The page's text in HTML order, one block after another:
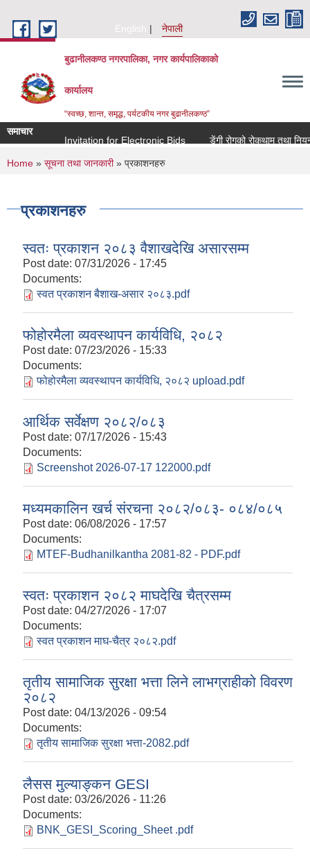
English
नेपाली
बुढानीलकण्ठ नगरपालिका, नगर कार्यपालिकाको
कार्यालय
“स्वच्छ, शान्त, समृद्ध, पर्यटकीय नगर बुढानीलकण्ठ”
समाचार
Invitation for Electronic Bids
डेंगी रोगको रोकथाम तथा नियन्त्रण
You are here
Home » सूचना तथा जानकारी» प्रकाशनहरु
प्रकाशनहरु
स्वतः प्रकाशन २०८३ वैशाखदेखि असारसम्म
Post date: 07/31/2026 - 17:45
Documents:
स्वत प्रकाशन बैशाख-असार २०८३.pdf
फोहोरमैला व्यवस्थापन कार्यविधि, २०८२
Post date: 07/23/2026 - 15:33
Documents:
फोहोरमैला व्यवस्थापन कार्यविधि, २०८२ upload.pdf
आर्थिक सर्वेक्षण २०८२/०८३
Post date: 07/17/2026 - 15:43
Documents:
Screenshot 2026-07-17 122000.pdf
मध्यमकालिन खर्च संरचना २०८२/०८३- ०८४/०८५
Post date: 06/08/2026 - 17:57
Documents:
MTEF-Budhanilkantha 2081-82 - PDF.pdf
स्वतः प्रकाशन २०८२ माघदेखि चैत्रसम्म
Post date: 04/27/2026 - 17:07
Documents:
स्वत प्रकाशन माघ-चैत्र २०८२.pdf
तृतीय सामाजिक सुरक्षा भत्ता लिने लाभग्राहीको विवरण
२०८२
Post date: 04/13/2026 - 09:54
Documents:
तृतीय सामाजिक सुरक्षा भत्ता-2082.pdf
लैसस मुल्याङ्कन GESI
Post date: 03/26/2026 - 11:26
Documents:
BNK_GESI_Scoring_Sheet .pdf